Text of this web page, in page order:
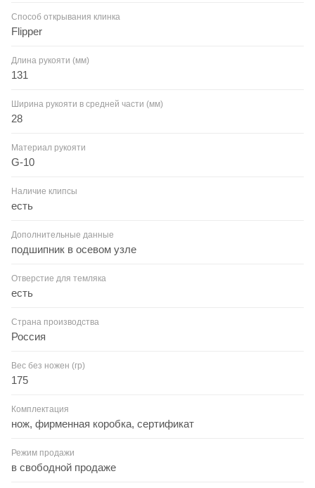
Способ открывания клинка
Flipper
Длина рукояти (мм)
131
Ширина рукояти в средней части (мм)
28
Материал рукояти
G-10
Наличие клипсы
есть
Дополнительные данные
подшипник в осевом узле
Отверстие для темляка
есть
Страна производства
Россия
Вес без ножен (гр)
175
Комплектация
нож, фирменная коробка, сертификат
Режим продажи
в свободной продаже